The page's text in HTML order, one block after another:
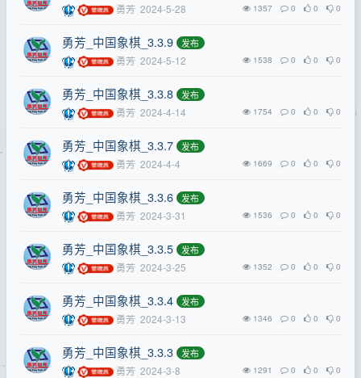
勇芳 2024-5-28 1357 0 0 0
勇芳_中国象棋_3.3.9 发布
勇芳 2024-5-12 1538 0 0 0
勇芳_中国象棋_3.3.8 发布
勇芳 2024-4-14 1754 0 0 0
勇芳_中国象棋_3.3.7 发布
勇芳 2024-4-4 1669 0 0 0
勇芳_中国象棋_3.3.6 发布
勇芳 2024-3-31 1536 0 0 0
勇芳_中国象棋_3.3.5 发布
勇芳 2024-3-25 1352 0 0 0
勇芳_中国象棋_3.3.4 发布
勇芳 2024-3-13 1346 0 0 0
勇芳_中国象棋_3.3.3 发布
勇芳 2024-3-8 1291 0 0 0